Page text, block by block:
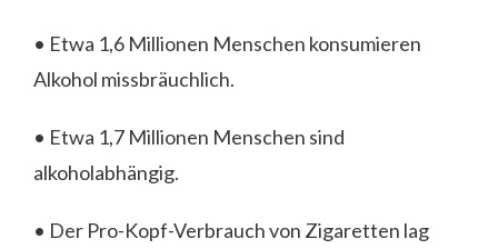
• Etwa 1,6 Millionen Menschen konsumieren
Alkohol missbräuchlich.
• Etwa 1,7 Millionen Menschen sind
alkoholabhängig.
• Der Pro-Kopf-Verbrauch von Zigaretten lag